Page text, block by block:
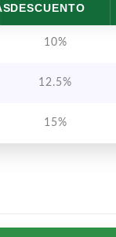
DESCUENTO
10%
12.5%
15%